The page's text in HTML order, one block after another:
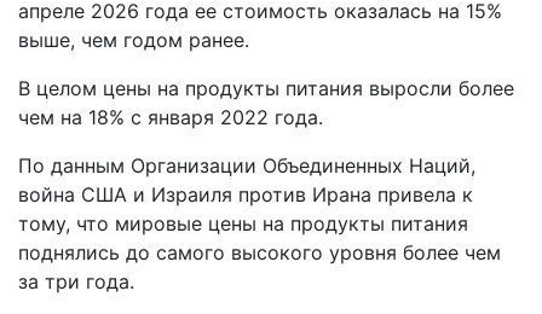
апреле 2026 года ее стоимость оказалась на 15%
выше, чем годом ранее.
В целом цены на продукты питания выросли более
чем на 18% с января 2022 года.
По данным Организации Объединенных Наций,
война США и Израиля против Ирана привела к
тому, что мировые цены на продукты питания
поднялись до самого высокого уровня более чем
за три года.